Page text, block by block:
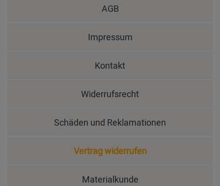
AGB
Impressum
Kontakt
Widerrufsrecht
Schäden und Reklamationen
Vertrag widerrufen
Materialkunde